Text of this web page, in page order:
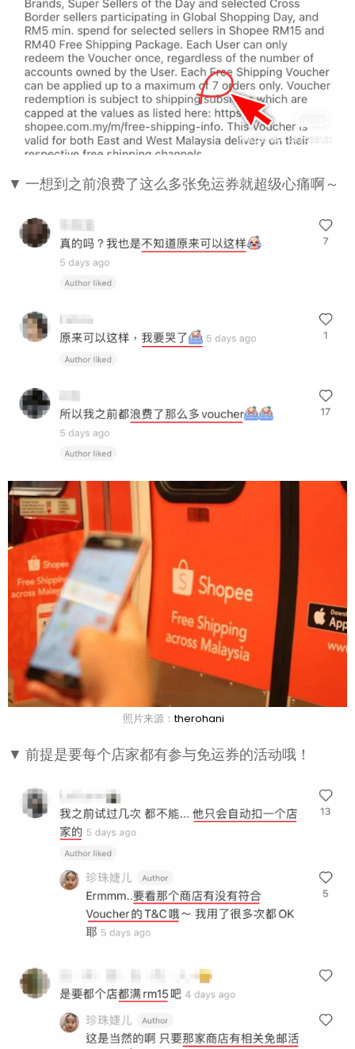
▼ 一想到之前浪费了这么多张免运券就超级心痛啊～
照片来源：therohani
▼ 前提是要每个店家都有参与免运券的活动哦！